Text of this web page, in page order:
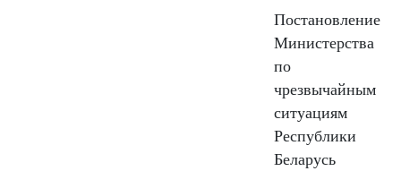
Постановление
Министерства
по
чрезвычайным
ситуациям
Республики
Беларусь